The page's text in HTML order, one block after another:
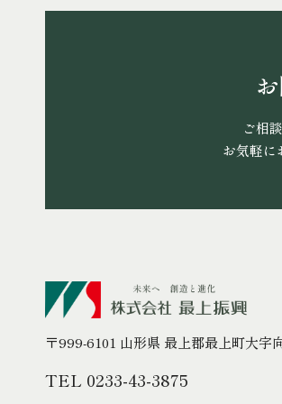
ご相
お気軽に
〒999-6101 山形県 最上郡最上町大字
TEL 0233-43-3875